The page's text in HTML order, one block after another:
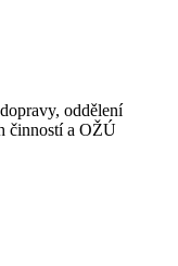
oddělení
činností a OŽÚ